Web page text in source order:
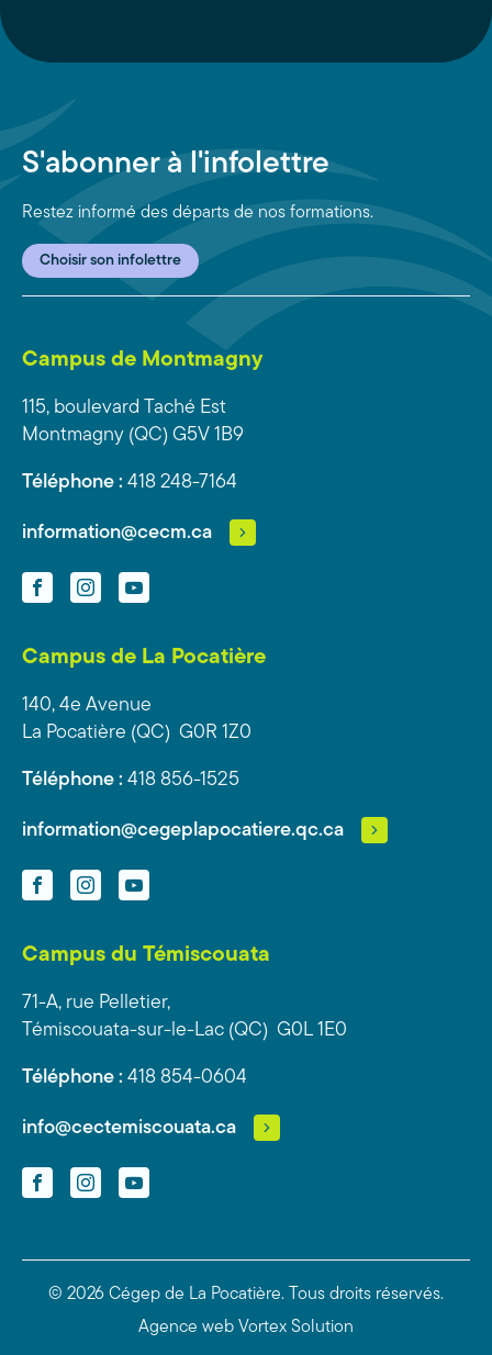
S'abonner à l'infolettre
Restez informé des départs de nos formations.
Choisir son infolettre
Campus de Montmagny
115, boulevard Taché Est
Montmagny (QC) G5V 1B9
Téléphone : 418 248-7164
information@cecm.ca
FacebookInstagramYouTube
Campus de La Pocatière
140, 4e Avenue
La Pocatière (QC) G0R 1Z0
Téléphone : 418 856-1525
information@cegeplapocatiere.qc.ca
FacebookInstagramYouTube
Campus du Témiscouata
71-A, rue Pelletier,
Témiscouata-sur-le-Lac (QC) G0L 1E0
Téléphone : 418 854-0604
info@cectemiscouata.ca
FacebookInstagramYouTube
© 2026 Cégep de La Pocatière.
Tous droits réservés.
Agence web Vortex Solution